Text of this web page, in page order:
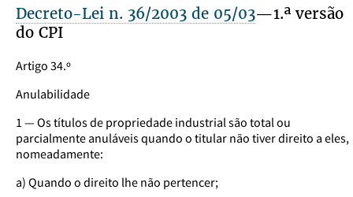
Decreto-Lei n. 36/2003 de 05/03—1.ª versão
do CPI
Artigo 34.º
Anulabilidade
1 — Os títulos de propriedade industrial são total ou
parcialmente anuláveis quando o titular não tiver direito a eles,
nomeadamente:
a) Quando o direito lhe não pertencer;